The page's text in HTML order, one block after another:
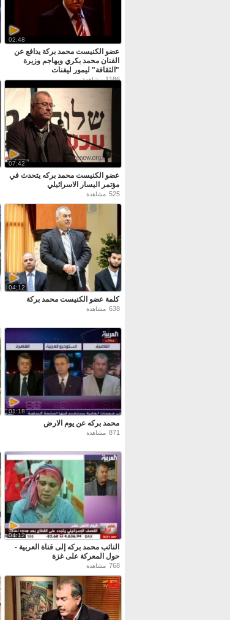
02:48
عضو الكنيست محمد بركة يدافع عن
الفنان محمد بكري ويهاجم وزيرة
"الثقافة" ليمور ليفنات
1186مشاهدة
07:42
عضو الكنيست محمد بركه يتحدث في
مؤتمر اليسار الاسرائيلي
525 مشاهدة
04:12
كلمة عضو الكنيست محمد بركة
638 مشاهدة
01:18
محمد بركه عن يوم الارض
871 مشاهدة
04:12
النائب محمد بركه إلى قناة العربية -
حول المعركة على غزة
768 مشاهدة